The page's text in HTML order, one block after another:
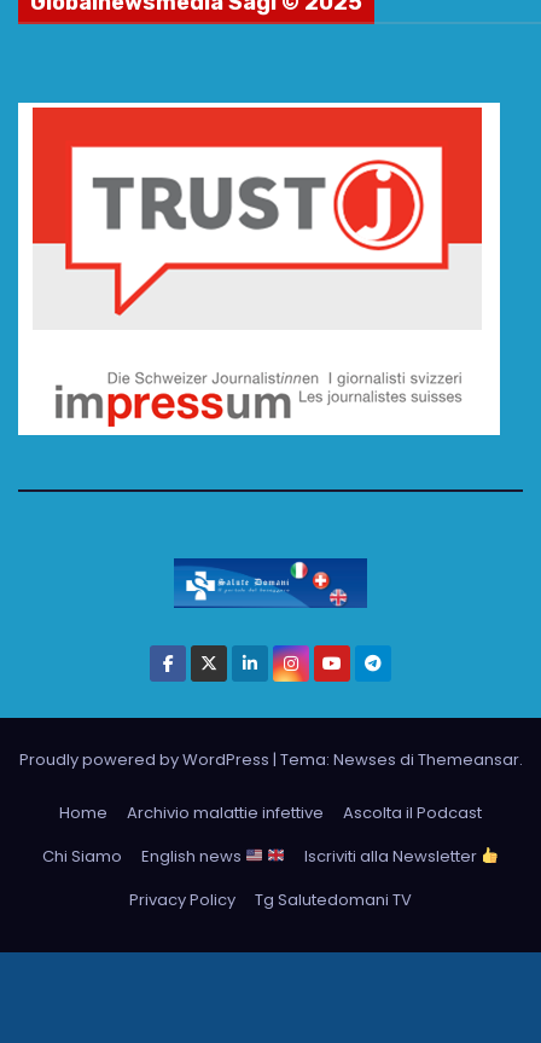
Proudly powered by WordPress | Tema: Newses di Themeansar.
Home Archivio malattie infettive
Ascolta il Podcast
Chi Siamo
English news
Iscriviti alla Newsletter
Privacy Policy
Tg Salutedomani TV